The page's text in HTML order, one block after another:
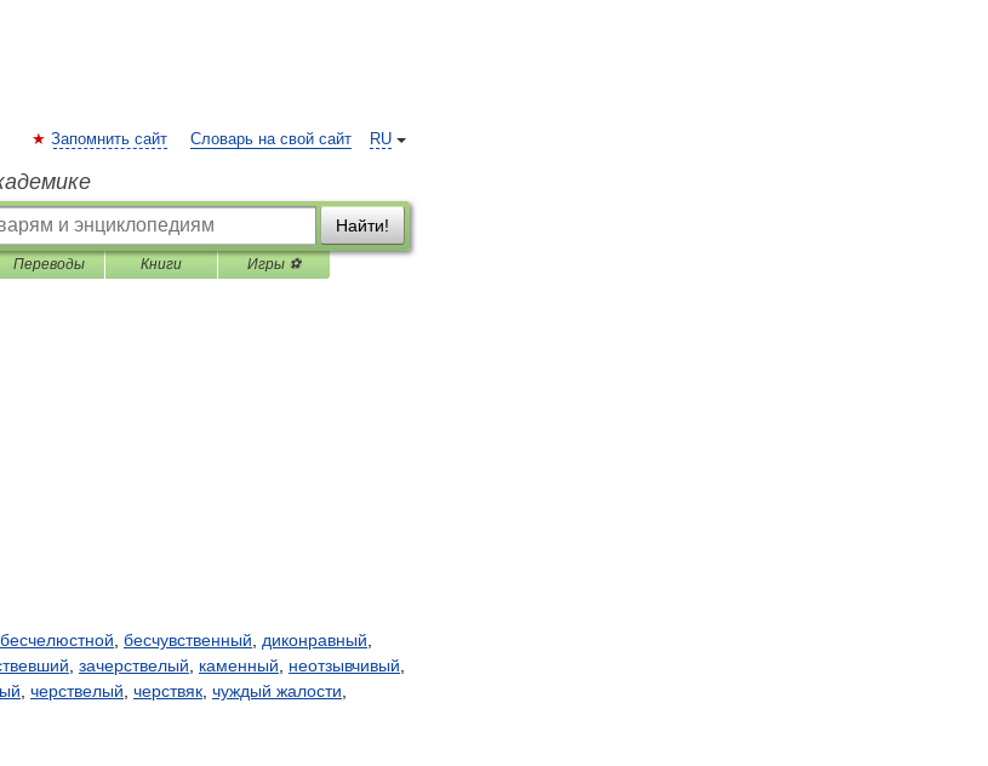
RU
Запомнить сайт Словарь на свой сайт
Найти!
Переводы Книги Игры ⚽
бесчелюстной бесчувственный диконравный
зачерствелый каменный неотзывчивый
черствелый черствяк чуждый жалости